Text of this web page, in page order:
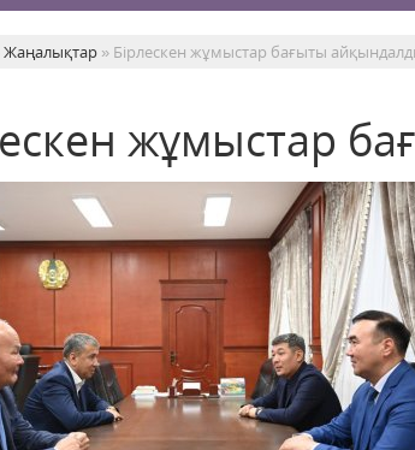
Жаңалықтар » Бірлескен жұмыстар бағыты
жұмыстар